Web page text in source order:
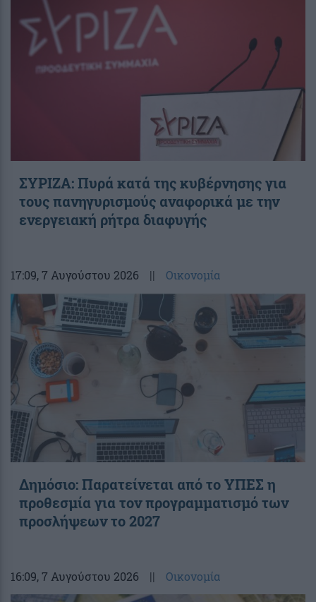
ΣΥΡΙΖΑ: Πυρά κατά της κυβέρνησης για
τους πανηγυρισμούς αναφορικά με την
ενεργειακή ρήτρα διαφυγής
17:09, 7 Αυγούστου 2026 || Οικονομία
Δημόσιο: Παρατείνεται από το ΥΠΕΣ η
προθεσμία για τον προγραμματισμό των
προσλήψεων το 2027
16:09, 7 Αυγούστου 2026 || Οικονομία